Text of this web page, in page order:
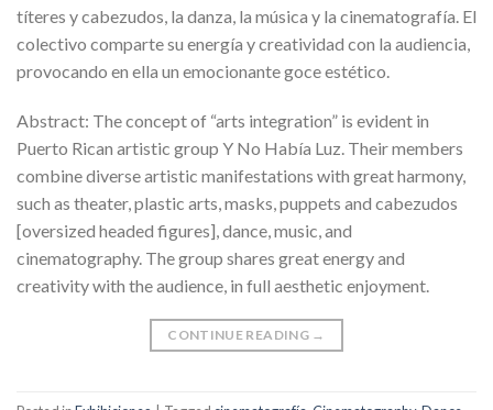
títeres y cabezudos, la danza, la música y la cinematografía. El
colectivo comparte su energía y creatividad con la audiencia,
provocando en ella un emocionante goce estético.
Abstract: The concept of “arts integration” is evident in
Puerto Rican artistic group Y No Había Luz. Their members
combine diverse artistic manifestations with great harmony,
such as theater, plastic arts, masks, puppets and cabezudos
[oversized headed figures], dance, music, and
cinematography. The group shares great energy and
creativity with the audience, in full aesthetic enjoyment.
CONTINUE READING →